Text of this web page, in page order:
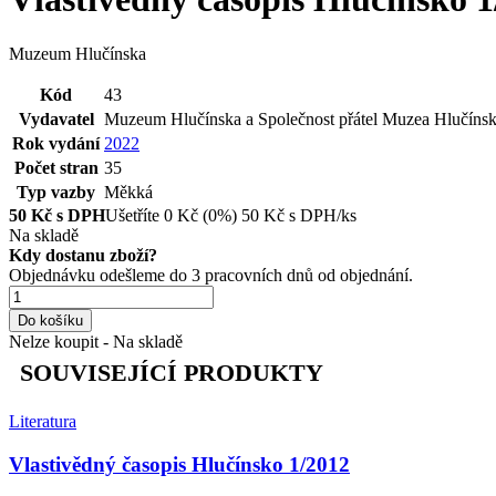
Muzeum Hlučínska
Kód
43
Vydavatel Muzeum Hlučínska a Společnost přátel Muzea
Rok vydání 2022
Počet stran 35
Typ vazby Měkká
50 Kč s DPHUšetříte 0 Kč (0%) 50 Kč s DPH/ks
Na skladě
Kdy dostanu zboží?
Objednávku odešleme do 3 pracovních dnů od objednání.
Do košíku
Nelze koupit - Na skladě
SOUVISEJÍCÍ PRODUKTY
Literatura
Vlastivědný časopis Hlučínsko 1/2012